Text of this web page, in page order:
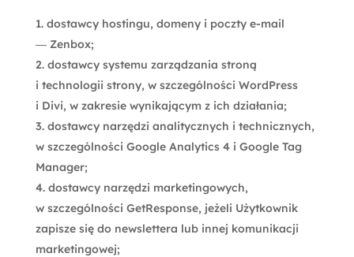
dostawcy hostingu, domeny i poczty e-mail
— Zenbox;
dostawcy systemu zarządzania stroną
i technologii strony, w szczególności WordPress
i Divi, w zakresie wynikającym z ich działania;
dostawcy narzędzi analitycznych i technicznych,
w szczególności Google Analytics 4 i Google Tag
Manager;
dostawcy narzędzi marketingowych,
w szczególności GetResponse, jeżeli Użytkownik
zapisze się do newslettera lub innej komunikacji
marketingowej;